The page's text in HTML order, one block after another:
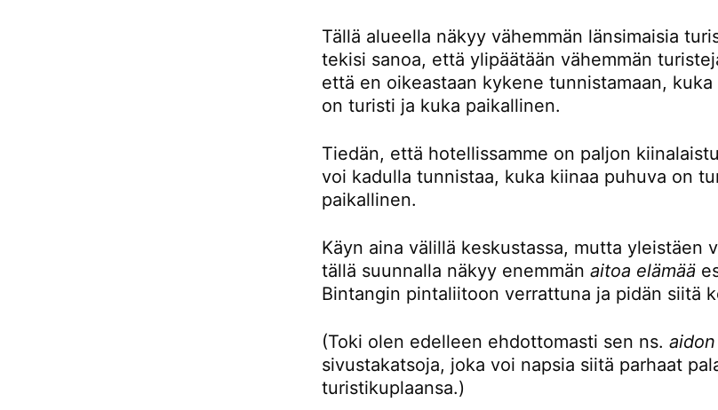
Tällä alueella näkyy vähemmän länsimaisia
tekisi sanoa, että ylipäätään vähemmän
että en oikeastaan kykene tunnistamaan,
on turisti ja kuka paikallinen.
Tiedän, että hotellissamme on paljon
voi kadulla tunnistaa, kuka kiinaa puhuva on
paikallinen.
Käyn aina välillä keskustassa, mutta yleistäen
tällä suunnalla näkyy enemmän aitoa elämää
Bintangin pintaliitoon verrattuna ja pidän siitä
(Toki olen edelleen ehdottomasti sen ns.
sivustakatsoja, joka voi napsia siitä parhaat
turistikuplaansa.)